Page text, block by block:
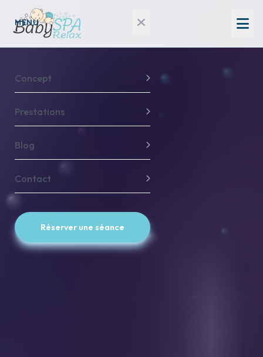
MENU
Concept
Prestations
Blog
Contact
Réserver une séance